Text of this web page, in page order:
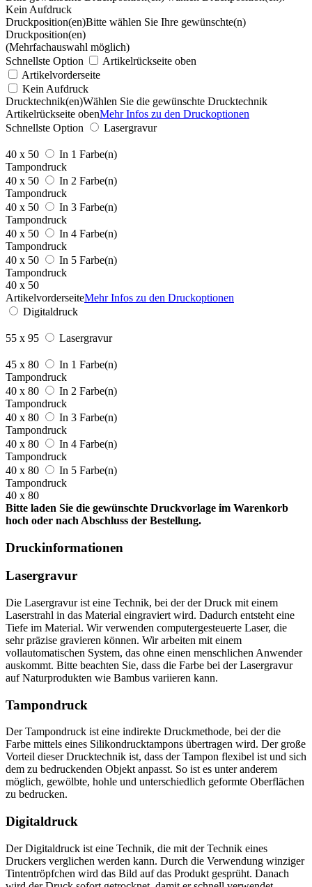
Kein Aufdruck
Druckposition(en)Bitte wählen Sie Ihre gewünschte(n)
Druckposition(en)
(Mehrfachauswahl möglich)
Schnellste Option
Artikelrückseite oben
Artikelvorderseite
Kein Aufdruck
Drucktechnik(en)Wählen Sie die gewünschte Drucktechnik
Artikelrückseite obenMehr Infos zu den Druckoptionen
Schnellste Option
Lasergravur
40 x 50
In 1 Farbe(n)
Tampondruck
40 x 50
In 2 Farbe(n)
Tampondruck
40 x 50
In 3 Farbe(n)
Tampondruck
40 x 50
In 4 Farbe(n)
Tampondruck
40 x 50
In 5 Farbe(n)
Tampondruck
40 x 50
ArtikelvorderseiteMehr Infos zu den Druckoptionen
Digitaldruck
55 x 95 Lasergravur
45 x 80
In 1 Farbe(n)
Tampondruck
40 x 80
In 2 Farbe(n)
Tampondruck
40 x 80
In 3 Farbe(n)
Tampondruck
40 x 80
In 4 Farbe(n)
Tampondruck
40 x 80
In 5 Farbe(n)
Tampondruck
40 x 80
Bitte laden Sie die gewünschte Druckvorlage im Warenkorb
hoch oder nach Abschluss der Bestellung.
Druckinformationen
Lasergravur
Die Lasergravur ist eine Technik, bei der der Druck mit einem
Laserstrahl in das Material eingraviert wird. Dadurch entsteht eine
Tiefe im Material. Wir verwenden computergesteuerte Laser, die
sehr präzise gravieren können. Wir arbeiten mit einem
vollautomatischen System, das ohne einen menschlichen Anwender
auskommt. Bitte beachten Sie, dass die Farbe bei der Lasergravur
auf Naturprodukten wie Bambus variieren kann.
Tampondruck
Der Tampondruck ist eine indirekte Druckmethode, bei der die
Farbe mittels eines Silikondrucktampons übertragen wird. Der große
Vorteil dieser Drucktechnik ist, dass der Tampon flexibel ist und sich
dem zu bedruckenden Objekt anpasst. So ist es unter anderem
möglich, gewölbte, hohle und unterschiedlich geformte Oberflächen
zu bedrucken.
Digitaldruck
Der Digitaldruck ist eine Technik, die mit der Technik eines
Druckers verglichen werden kann. Durch die Verwendung winziger
Tintentröpfchen wird das Bild auf das Produkt gesprüht. Danach